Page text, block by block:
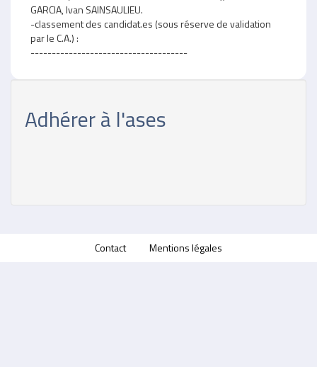
GARCIA, Ivan SAINSAULIEU.
-classement des candidat.es (sous réserve de validation
par le C.A.) :
-------------------------------------
Adhérer à l'ases
Contact Mentions légales